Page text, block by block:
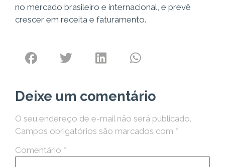
no mercado brasileiro e internacional, e prevê
crescer em receita e faturamento.
Deixe um comentário
O seu endereço de e-mail não será publicado.
Campos obrigatórios são marcados com *
Comentário *